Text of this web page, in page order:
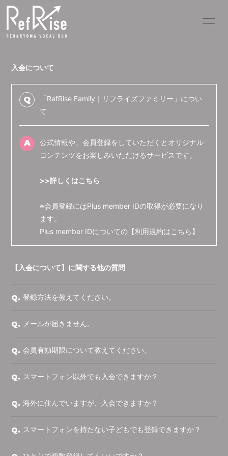
SCHEDULE
PICK UP VIDEO DISCOGRAPHY
MOVIE PHOTO
BLOG RADIO
会員登録 ログイン
入会について
Q
「RefRise Family｜リフライズファミリー」につい
て
A
公式情報や、会員登録をしていただくとオリジナル
コンテンツをお楽しみいただけるサービスです。
>>詳しくはこちら
※会員登録にはPlus member IDの取得が必要になり
ます。
Plus member IDについての【利用規約はこちら 】
【入会について】に関する他の質問
Q. 登録方法を教えてください。
Q. メールが届きません。
Q. 会員有効期限について教えてください。
Q. スマートフォン以外でも入会できますか？
Q. 海外に住んでいますが、入会できますか？
Q. スマートフォンを持たない子どもでも登録できますか？